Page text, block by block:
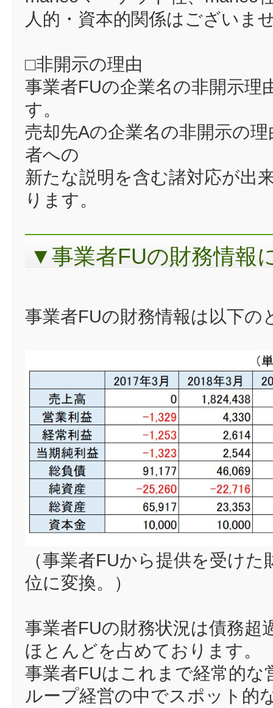
人的・資本的関係はございま
□非開示の理由
事業者FUの企業名の非開示
す。
売却先Aの企業名の非開示の
者への
新たな説明を含む諸対応が出
ります。
▼事業者FUの財務情報
事業者FUの財務情報は以下の
（事業者FUから提供を受け
位に変換。）
事業者FUの財務状況は債務
ほとんどを占めております。
事業者FUはこれまで経常的
ループ経営の中でスポット的